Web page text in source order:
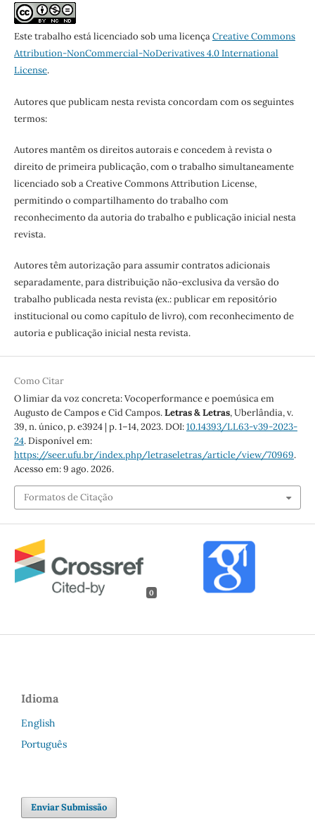
Este trabalho está licenciado sob uma licençaCreative Commons
Attribution-NonCommercial-NoDerivatives 4.0 International
License.
Autores que publicam nesta revista concordam com os seguintes
termos:
Autores mantêm os direitos autorais e concedem à revista o
direito de primeira publicação, com o trabalho simultaneamente
licenciado sob a Creative Commons Attribution License,
permitindo o compartilhamento do trabalho com
reconhecimento da autoria do trabalho e publicação inicial nesta
revista.
Autores têm autorização para assumir contratos adicionais
separadamente, para distribuição não-exclusiva da versão do
trabalho publicada nesta revista (ex.: publicar em repositório
institucional ou como capítulo de livro), com reconhecimento de
autoria e publicação inicial nesta revista.
Como Citar
O limiar da voz concreta: Vocoperformance e poemúsica em
Augusto de Campos e Cid Campos.Letras & Letras, Uberlândia, v.
39, n. único, p. e3924 | p. 1–14, 2023. DOI:10.14393/LL63-v39-2023-
24. Disponível em:
https://seer.ufu.br/index.php/letraseletras/article/view/70969.
Acesso em: 9 ago. 2026.
Formatos de Citação
0
Idioma
English
Português
Enviar Submissão